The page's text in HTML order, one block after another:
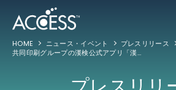
HOME ニュース・イベント
プレスリリース
共同印刷グループの漢検公式アプリ「漢検ラーニング」に、ACCESSのEPUB 3対応電子出版ソリューション「PUBLUS